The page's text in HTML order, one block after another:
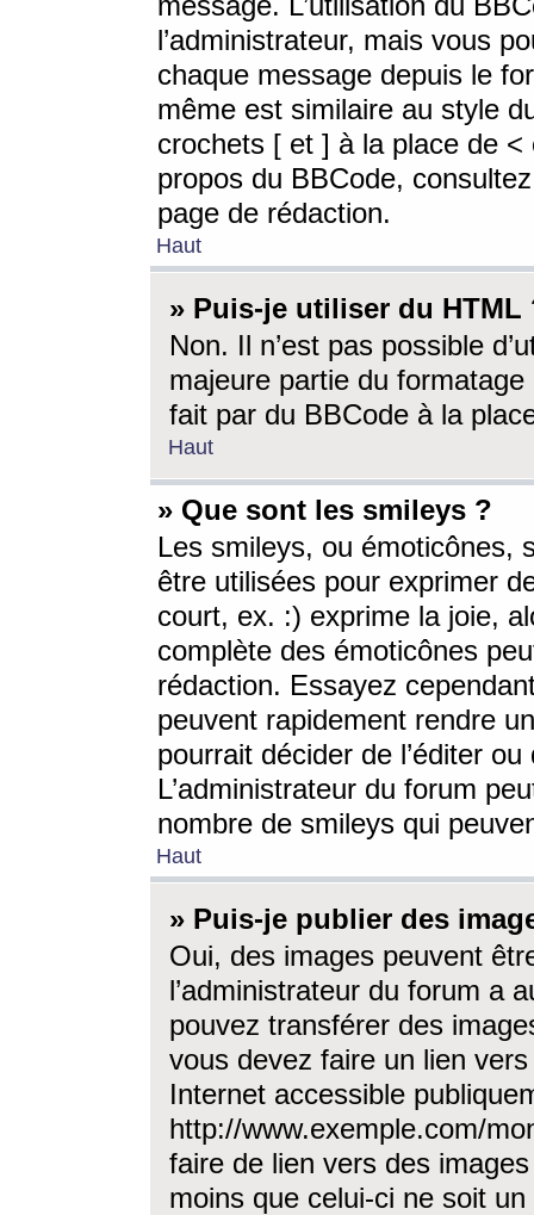
l’administrateur, mais vous
chaque message depuis le
même est similaire au style
crochets [ et ] à la place de <
propos du BBCode,
page de rédaction.
Haut
» Puis-je utiliser du HTML
Non. Il n’est pas possible
majeure partie du
fait par du BBCode à la
Haut
» Que sont les smileys ?
Les smileys, ou émoticônes,
être utilisées pour exprimer
court, ex. :) exprime la joie,
complète des émoticônes
rédaction. Essayez
peuvent rapidement rendre
pourrait décider de l’éditer
L’administrateur du forum
nombre de smileys qui
Haut
» Puis-je publier des
Oui, des images peuvent
l’administrateur du forum a
pouvez transférer des
vous devez faire un lien
Internet accessible
http://www.exemple.com/
faire de lien vers des
moins que celui-ci ne soit